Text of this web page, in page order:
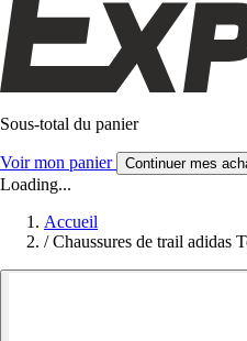
Sous-total du panier
Voir mon panier Continuer mes
Loading...
Accueil
/ Chaussures de trail adidas